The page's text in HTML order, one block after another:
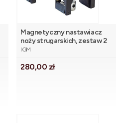
Magnetyczny nastawiacz
noży strugarskich, zestaw 2
szt
PRODUCENT
IGM
Cena
280,00 zł